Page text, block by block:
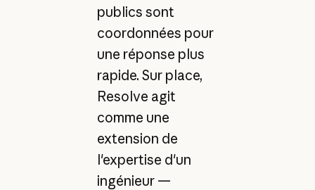
publics sont
coordonnées pour
une réponse plus
rapide. Sur place,
Resolve agit
comme une
extension de
l'expertise d'un
ingénieur —